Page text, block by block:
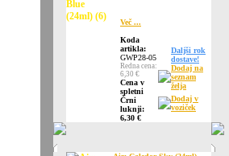
Več ...
Koda
artikla:
GWP28-05
Redna cena:
6,30 €
Cena v
spletni
Črni
luknji:
6,30 €
Daljši rok
dostave!
Dodaj na
seznam
želja
Dodaj v
voziček